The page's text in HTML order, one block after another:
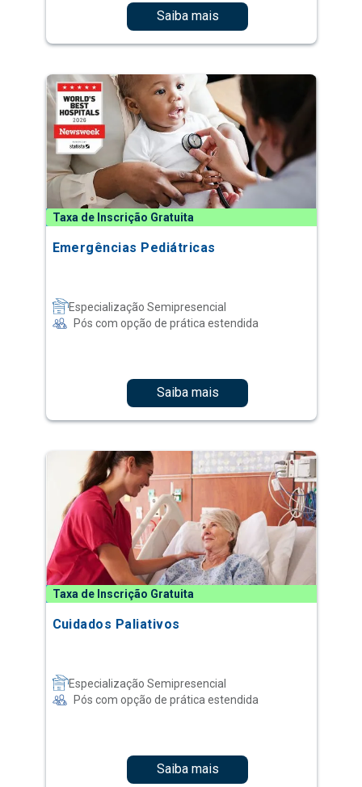
Saiba mais
Taxa de Inscrição Gratuita
Emergências Pediátricas
Especialização Semipresencial
Pós com opção de prática estendida
Saiba mais
Taxa de Inscrição Gratuita
Cuidados Paliativos
Especialização Semipresencial
Pós com opção de prática estendida
Saiba mais